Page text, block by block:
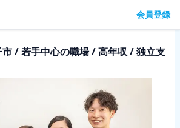
会員登録
/ 若手中心の職場 / 高年収 / 独立支